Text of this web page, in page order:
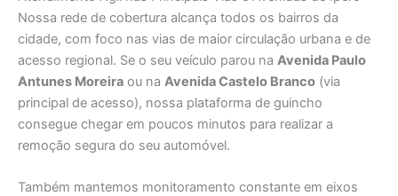
Nossa rede de cobertura alcança todos os bairros da
cidade, com foco nas vias de maior circulação urbana e de
acesso regional. Se o seu veículo parou na Avenida Paulo
Antunes Moreira ou na Avenida Castelo Branco (via
principal de acesso), nossa plataforma de guincho
consegue chegar em poucos minutos para realizar a
remoção segura do seu automóvel.
Também mantemos monitoramento constante em eixos